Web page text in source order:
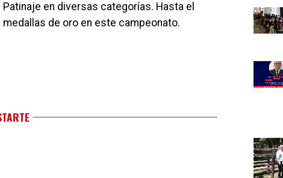
en diversas categorías. Hasta el
de oro en este campeonato.